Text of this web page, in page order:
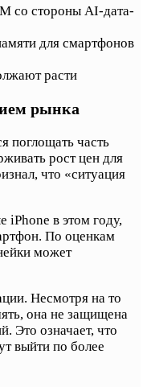
со стороны AI-дата-
для смартфонов
расти
рынка
поглощать часть
рост цен для
что «ситуация
iPhone в этом году,
По оценкам
может
Несмотря на то
она не защищена
Это означает, что
выйти по более